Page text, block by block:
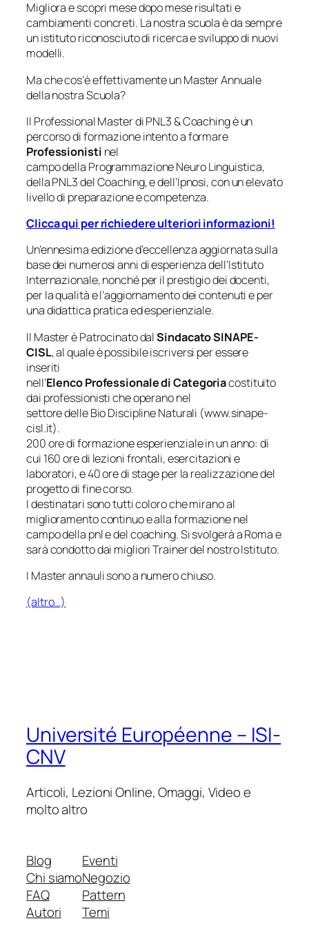
Migliora e scopri mese dopo mese risultati e
cambiamenti concreti. La nostra scuola è da sempre
un istituto riconosciuto di ricerca e sviluppo di nuovi
modelli.
Ma che cos’è effettivamente un Master Annuale
della nostra Scuola?
Il Professional Master di PNL3 & Coaching è un
percorso di formazione intento a formare
Professionisti nel
campo della Programmazione Neuro Linguistica,
della PNL3 del Coaching, e dell’Ipnosi, con un elevato
livello di preparazione e competenza.
Clicca qui per richiedere ulteriori informazioni!
Un’ennesima edizione d’eccellenza aggiornata sulla
base dei numerosi anni di esperienza dell’Istituto
Internazionale, nonché per il prestigio dei docenti,
per la qualità e l’aggiornamento dei contenuti e per
una didattica pratica ed esperienziale.
Il Master è Patrocinato dalSindacato SINAPE-
CISL, al quale è possibile iscriversi per essere
inseriti
nell’Elenco Professionale di Categoriacostituito
dai professionisti che operano nel
settore delle Bio Discipline Naturali (www.sinape-
cisl.it).
200 ore di formazione esperienziale in un anno: di
cui 160 ore di lezioni frontali, esercitazioni e
laboratori, e 40 ore di stage per la realizzazione del
progetto di fine corso.
I destinatari sono tutti coloro che mirano al
miglioramento continuo e alla formazione nel
campo della pnl e del coaching. Si svolgerà a Roma e
sarà condotto dai migliori Trainer del nostro Istituto.
I Master annauli sono a numero chiuso.
(altro…)
Université Européenne – ISI-
CNV
Articoli, Lezioni Online, Omaggi, Video e
molto altro
Blog
Chi siamo
FAQ
Autori
Eventi
Negozio
Pattern
Temi